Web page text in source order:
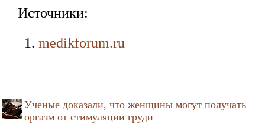
Источники:
medikforum.ru
Ученые доказали, что женщины могут получать
оргазм от стимуляции груди